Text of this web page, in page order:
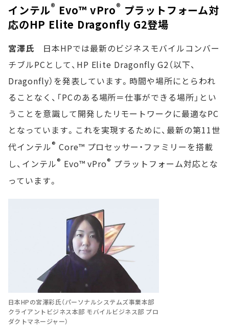
インテル® Evo™ vPro® プラットフォーム対
応のHP Elite Dragonfly G2登場
宮澤氏 日本HPでは最新のビジネスモバイルコンバー
チブルPCとして、HP Elite Dragonfly G2（以下、
Dragonfly）を発表しています。時間や場所にとらわれ
ることなく、「PCのある場所＝仕事ができる場所」とい
うことを意識して開発したリモートワークに最適なPC
となっています。これを実現するために、最新の第11世
代インテル® Core™ プロセッサー・ファミリーを搭載
し、インテル® Evo™ vPro® プラットフォーム対応とな
っています。
日本HPの宮澤彩氏（パーソナルシステムズ事業本部
クライアントビジネス本部 モバイルビジネス部 プロ
ダクトマネージャー）